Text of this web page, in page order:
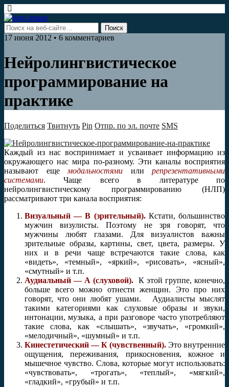
17 июня 2012 • 6 комментариев
Нейролингвистическое
программирование на
практике
Поделиться Твитнуть Pin Отпр. по эл. почте SMS
Каждый из нас воспринимает и усваивает информацию из
окружающего нас мира по-разному. Эти каналы восприятия
называют еще модальностями или репрезентативными
системами. Чаще всего в литературе по
нейролингвистическому программированию (НЛП)
рассматривают три канала восприятия:
Визуальный — В (зрительный).Кстати, большинство
мужчин визулисты. Поэтому не зря говорят, что
мужчины любят глазами. Для визуалистов важны
зрительные образы, картины, свет, цвета, размеры. У
них и в речи чаще встречаются такие слова, как
«видеть», «темный», «яркий», «рисовать», «ясный»,
«смутный» и т.п.
Аудиальный — А (слуховой). К этой группе, конечно,
больше всего можно отнести женщин. Это про них
говорят, что они любят ушами. Аудиалисты мыслят
такими категориями как слуховые образы и звуки,
интонации, музыка, а при разговоре часто употребляют
такие слова, как «слышать», «звучать», «громкий»,
«мелодичный», «шумный» и т.п.
Кинестетический — К (чувственный). Это внутренние
ощущения, переживания, прикосновения, кожное и
мышечное чувство. Слова, которые могут использовать:
«чувствовать», «трогать», «теплый», «мягкий»,
«гладкий», «грубый» и т.п.